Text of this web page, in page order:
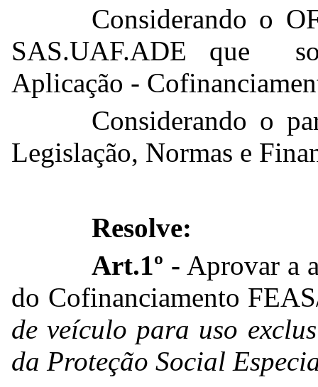
Considerando o
SAS.UAF.ADE que
Aplicação -
Considerando o
Legislação, Normas e
Resolve:
Art.1º - Aprovar a
do Cofinanciamento
de veículo para uso
da Proteção Social